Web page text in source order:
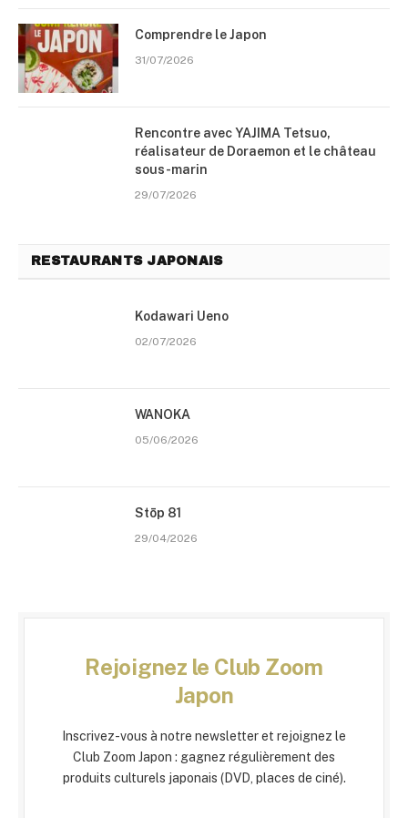
Comprendre le Japon
31/07/2026
Rencontre avec YAJIMA Tetsuo,
réalisateur de Doraemon et le château
sous-marin
29/07/2026
RESTAURANTS JAPONAIS
Kodawari Ueno
02/07/2026
WANOKA
05/06/2026
Stōp 81
29/04/2026
Rejoignez le Club Zoom
Japon
Inscrivez-vous à notre newsletter et rejoignez le
Club Zoom Japon : gagnez régulièrement des
produits culturels japonais (DVD, places de ciné).